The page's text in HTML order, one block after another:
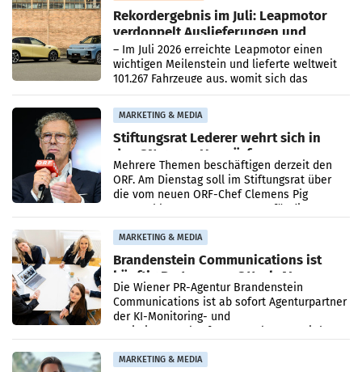
Rekordergebnis im Juli: Leapmotor
verdoppelt Auslieferungen und
überschreitet die 100.000er-Marke
– Im Juli 2026 erreichte Leapmotor einen
wichtigen Meilenstein und lieferte weltweit
101.267 Fahrzeuge aus, womit sich das
Ergebnis gegenüber Juli 2025 mehr als
verdoppelte (+102
MARKETING & MEDIA
Stiftungsrat Lederer wehrt sich in
den SN gegen Vorwürfe
Mehrere Themen beschäftigen derzeit den
ORF. Am Dienstag soll im Stiftungsrat über
die vom neuen ORF-Chef Clemens Pig
vorgeschlagenen Besetzungen für die
MARKETING & MEDIA
Brandenstein Communications ist
künftig Partner von OtterlyAI
Die Wiener PR-Agentur Brandenstein
Communications ist ab sofort Agenturpartner
der KI-Monitoring- und
Optimierungsplattform OtterlyAI. Damit baut
MARKETING & MEDIA